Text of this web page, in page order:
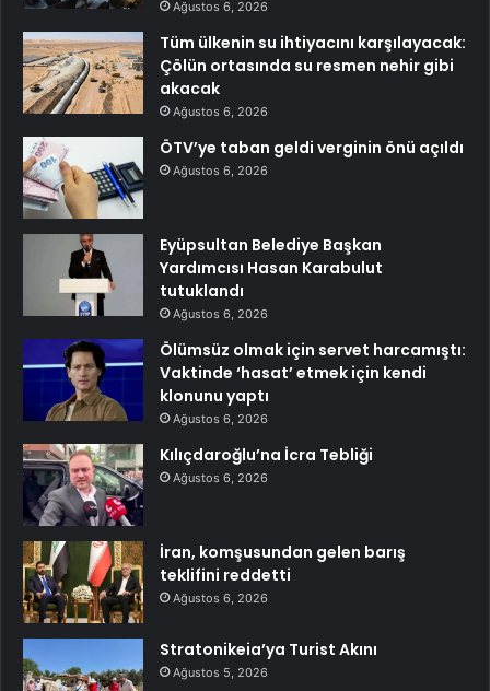
Ağustos 6, 2026
Tüm ülkenin su ihtiyacını karşılayacak:
Çölün ortasında su resmen nehir gibi
akacak
Ağustos 6, 2026
ÖTV’ye taban geldi verginin önü açıldı
Ağustos 6, 2026
Eyüpsultan Belediye Başkan
Yardımcısı Hasan Karabulut
tutuklandı
Ağustos 6, 2026
Ölümsüz olmak için servet harcamıştı:
Vaktinde ‘hasat’ etmek için kendi
klonunu yaptı
Ağustos 6, 2026
Kılıçdaroğlu’na İcra Tebliği
Ağustos 6, 2026
İran, komşusundan gelen barış
teklifini reddetti
Ağustos 6, 2026
Stratonikeia’ya Turist Akını
Ağustos 5, 2026